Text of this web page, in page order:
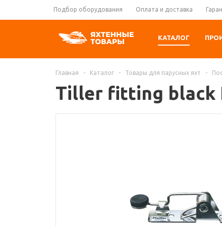
Подбор оборудования Оплата и доставка
КАТАЛОГ
Главная - Каталог - Товары для парусных яхт -
Tiller fitting black